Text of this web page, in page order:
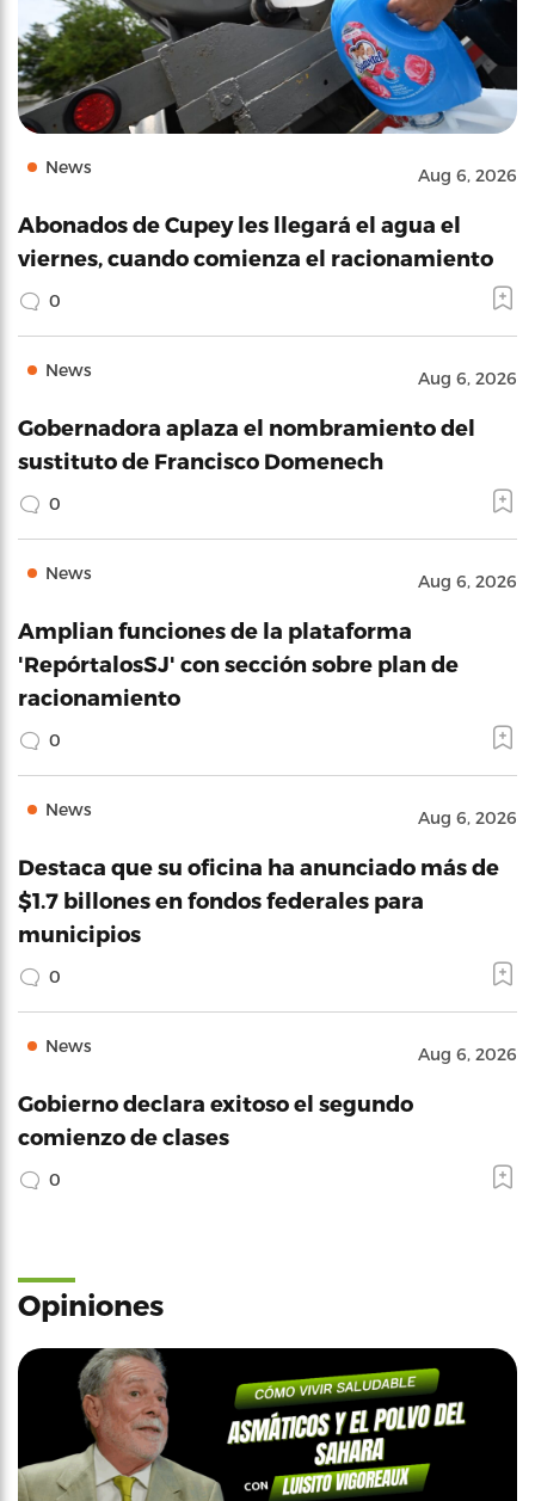
News Aug 6, 2026
Abonados de Cupey les llegará el agua el
viernes, cuando comienza el racionamiento
0
News Aug 6, 2026
Gobernadora aplaza el nombramiento del
sustituto de Francisco Domenech
0
News Aug 6, 2026
Amplian funciones de la plataforma
'RepórtalosSJ' con sección sobre plan de
racionamiento
0
News Aug 6, 2026
Destaca que su oficina ha anunciado más de
$1.7 billones en fondos federales para
municipios
0
News Aug 6, 2026
Gobierno declara exitoso el segundo
comienzo de clases
0
Opiniones